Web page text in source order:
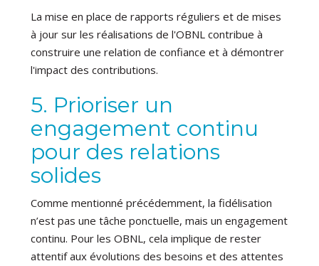
La mise en place de rapports réguliers et de mises
à jour sur les réalisations de l'OBNL contribue à
construire une relation de confiance et à démontrer
l'impact des contributions.
5. Prioriser un
engagement continu
pour des relations
solides
Comme mentionné précédemment, la fidélisation
n’est pas une tâche ponctuelle, mais un engagement
continu. Pour les OBNL, cela implique de rester
attentif aux évolutions des besoins et des attentes